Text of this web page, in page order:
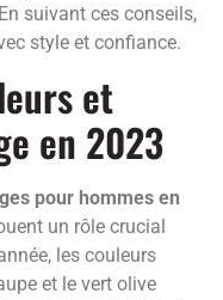
suivant ces conseils,
style et confiance.
et
en 2023
pour hommes en
un rôle crucial
les couleurs
et le vert olive